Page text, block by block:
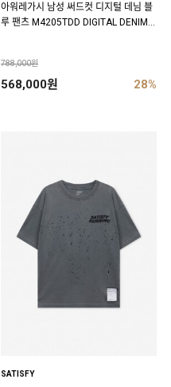
아워레가시 남성 써드컷 디지털 데님 블
루 팬츠 M4205TDD DIGITAL DENIM P
788,000원
568,000원 28%
SATISFY